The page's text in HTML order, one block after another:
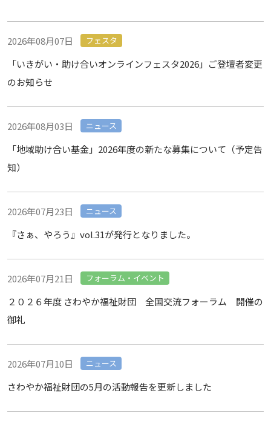
2026年08月07日 フェスタ
「いきがい・助け合いオンラインフェスタ2026」ご登壇者変更
のお知らせ
2026年08月03日 ニュース
「地域助け合い基金」2026年度の新たな募集について（予定告
知）
2026年07月23日 ニュース
『さぁ、やろう』vol.31が発行となりました。
2026年07月21日 フォーラム・イベント
２０２６年度 さわやか福祉財団 全国交流フォーラム 開催の
御礼
2026年07月10日 ニュース
さわやか福祉財団の5月の活動報告を更新しました